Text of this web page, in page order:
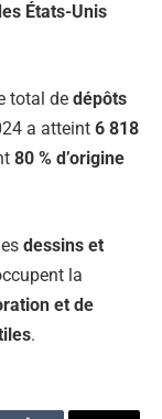
États-Unis
total de dépôts
a atteint 6 818
80 % d’origine
dessins et
la
et de
.